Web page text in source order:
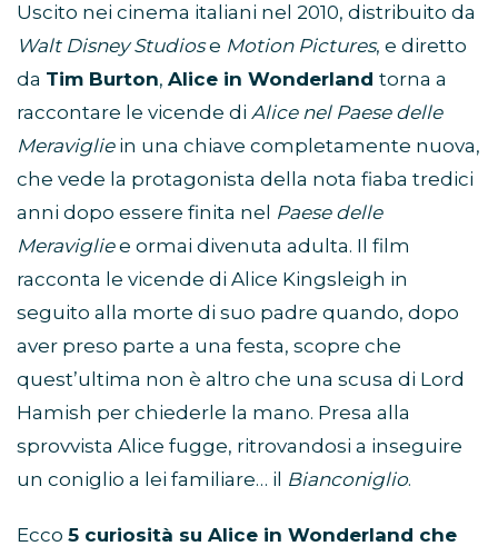
Uscito nei cinema italiani nel 2010, distribuito da
Walt Disney Studiose Motion Pictures, e diretto
da Tim Burton, Alice in Wonderland torna a
raccontare le vicende di Alice nel Paese delle
Meraviglie in una chiave completamente nuova,
che vede la protagonista della nota fiaba tredici
anni dopo essere finita nel Paese delle
Meravigliee ormai divenuta adulta. Il film
racconta le vicende di Alice Kingsleigh in
seguito alla morte di suo padre quando, dopo
aver preso parte a una festa, scopre che
quest’ultima non è altro che una scusa di Lord
Hamish per chiederle la mano. Presa alla
sprovvista Alice fugge, ritrovandosi a inseguire
un coniglio a lei familiare… il Bianconiglio.
Ecco 5 curiosità su Alice in Wonderland che